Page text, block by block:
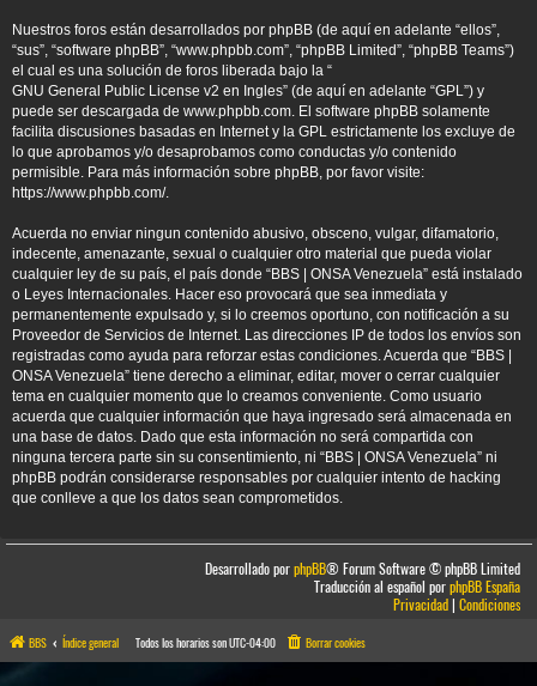
Nuestros foros están desarrollados por phpBB (de aquí en adelante “ellos”,
“sus”, “software phpBB”, “www.phpbb.com”, “phpBB Limited”, “phpBB Teams”)
el cual es una solución de foros liberada bajo la “
GNU General Public License v2 en Ingles” (de aquí en adelante “GPL”) y
puede ser descargada de www.phpbb.com. El software phpBB solamente
facilita discusiones basadas en Internet y la GPL estrictamente los excluye de
lo que aprobamos y/o desaprobamos como conductas y/o contenido
permisible. Para más información sobre phpBB, por favor visite:
https://www.phpbb.com/.
Acuerda no enviar ningun contenido abusivo, obsceno, vulgar, difamatorio,
indecente, amenazante, sexual o cualquier otro material que pueda violar
cualquier ley de su país, el país donde “BBS | ONSA Venezuela” está instalado
o Leyes Internacionales. Hacer eso provocará que sea inmediata y
permanentemente expulsado y, si lo creemos oportuno, con notificación a su
Proveedor de Servicios de Internet. Las direcciones IP de todos los envíos son
registradas como ayuda para reforzar estas condiciones. Acuerda que “BBS |
ONSA Venezuela” tiene derecho a eliminar, editar, mover o cerrar cualquier
tema en cualquier momento que lo creamos conveniente. Como usuario
acuerda que cualquier información que haya ingresado será almacenada en
una base de datos. Dado que esta información no será compartida con
ninguna tercera parte sin su consentimiento, ni “BBS | ONSA Venezuela” ni
phpBB podrán considerarse responsables por cualquier intento de hacking
que conlleve a que los datos sean comprometidos.
Desarrollado porphpBB® Forum Software © phpBB Limited
Traducción al español porphpBB España
Privacidad|Condiciones
BBS Índice general Todos los horarios sonUTC-04:00 Borrar cookies